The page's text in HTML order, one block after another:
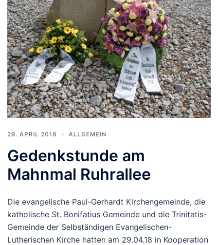
29. APRIL 2018 ALLGEMEIN
Gedenkstunde am
Mahnmal Ruhrallee
Die evangelische Paul-Gerhardt Kirchengemeinde, die
katholische St. Bonifatius Gemeinde und die Trinitatis-
Gemeinde der Selbständigen Evangelischen-
Lutherischen Kirche hatten am 29.04.18 in Kooperation